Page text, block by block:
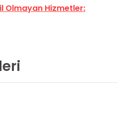
Olmayan Hizmetler: